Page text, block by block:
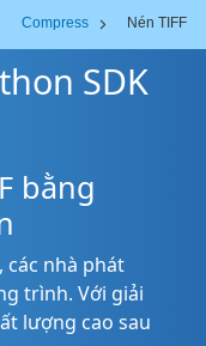
Compress Nén TIFF
SDK
bằng
các nhà phát
trình. Với giải
lượng cao sau